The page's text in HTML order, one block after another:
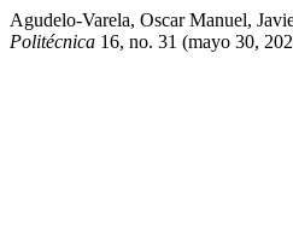
Agudelo-Varela, Oscar Manuel,
Politécnica 16, no. 31 (mayo 30,